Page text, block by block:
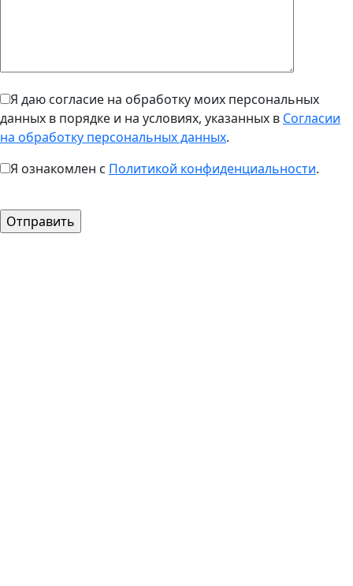
Я даю согласие на обработку моих персональных
данных в порядке и на условиях, указанных в Согласии
на обработку персональных данных.
Я ознакомлен с Политикой конфиденциальности.